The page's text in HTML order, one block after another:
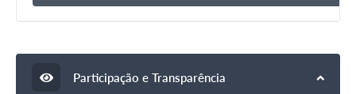
Participação e Transparência